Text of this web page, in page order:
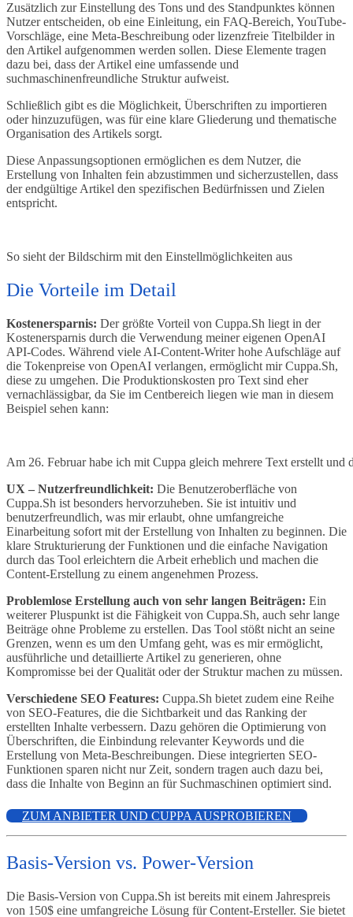
Zusätzlich zur Einstellung des Tons und des Standpunktes können
Nutzer entscheiden, ob eine Einleitung, ein FAQ-Bereich, YouTube-
Vorschläge, eine Meta-Beschreibung oder lizenzfreie Titelbilder in
den Artikel aufgenommen werden sollen. Diese Elemente tragen
dazu bei, dass der Artikel eine umfassende und
suchmaschinenfreundliche Struktur aufweist.
Schließlich gibt es die Möglichkeit, Überschriften zu importieren
oder hinzuzufügen, was für eine klare Gliederung und thematische
Organisation des Artikels sorgt.
Diese Anpassungsoptionen ermöglichen es dem Nutzer, die
Erstellung von Inhalten fein abzustimmen und sicherzustellen, dass
der endgültige Artikel den spezifischen Bedürfnissen und Zielen
entspricht.
So sieht der Bildschirm mit den Einstellmöglichkeiten aus
Die Vorteile im Detail
Kostenersparnis: Der größte Vorteil von Cuppa.Sh liegt in der
Kostenersparnis durch die Verwendung meiner eigenen OpenAI
API-Codes. Während viele AI-Content-Writer hohe Aufschläge auf
die Tokenpreise von OpenAI verlangen, ermöglicht mir Cuppa.Sh,
diese zu umgehen. Die Produktionskosten pro Text sind eher
vernachlässigbar, da Sie im Centbereich liegen wie man in diesem
Beispiel sehen kann:
Am 26. Februar habe ich mit Cuppa gleich mehrere Text erstellt
UX – Nutzerfreundlichkeit: Die Benutzeroberfläche von
Cuppa.Sh ist besonders hervorzuheben. Sie ist intuitiv und
benutzerfreundlich, was mir erlaubt, ohne umfangreiche
Einarbeitung sofort mit der Erstellung von Inhalten zu beginnen. Die
klare Strukturierung der Funktionen und die einfache Navigation
durch das Tool erleichtern die Arbeit erheblich und machen die
Content-Erstellung zu einem angenehmen Prozess.
Problemlose Erstellung auch von sehr langen Beiträgen: Ein
weiterer Pluspunkt ist die Fähigkeit von Cuppa.Sh, auch sehr lange
Beiträge ohne Probleme zu erstellen. Das Tool stößt nicht an seine
Grenzen, wenn es um den Umfang geht, was es mir ermöglicht,
ausführliche und detaillierte Artikel zu generieren, ohne
Kompromisse bei der Qualität oder der Struktur machen zu müssen.
Verschiedene SEO Features: Cuppa.Sh bietet zudem eine Reihe
von SEO-Features, die die Sichtbarkeit und das Ranking der
erstellten Inhalte verbessern. Dazu gehören die Optimierung von
Überschriften, die Einbindung relevanter Keywords und die
Erstellung von Meta-Beschreibungen. Diese integrierten SEO-
Funktionen sparen nicht nur Zeit, sondern tragen auch dazu bei,
dass die Inhalte von Beginn an für Suchmaschinen optimiert sind.
ZUM ANBIETER UND CUPPA AUSPROBIEREN
Basis-Version vs. Power-Version
Die Basis-Version von Cuppa.Sh ist bereits mit einem Jahrespreis
von 150$ eine umfangreiche Lösung für Content-Ersteller. Sie bietet